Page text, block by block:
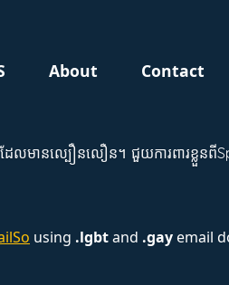
About Contact
លមានល្បឿនលឿន។ ជួយការពារខ្លួនពី
using .lgbtand .gayemail